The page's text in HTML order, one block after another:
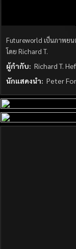
Futureworld เป็นภาพยน
โดย Richard T.
ผู้กำกับ: Richard T.
นักแสดงนำ: Peter